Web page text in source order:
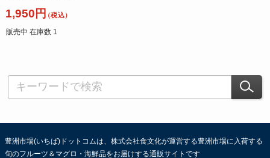
1,950円（税込）
販売中 在庫数 1
豊洲市場(いちば)ドットコムは、株式会社食文化が運営する豊洲市場に入荷する
旬のフルーツ＆マグロ・海鮮品をお届けする通販サイトです